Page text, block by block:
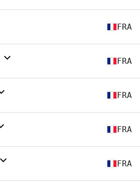
FRA
FRA
FRA
FRA
FRA